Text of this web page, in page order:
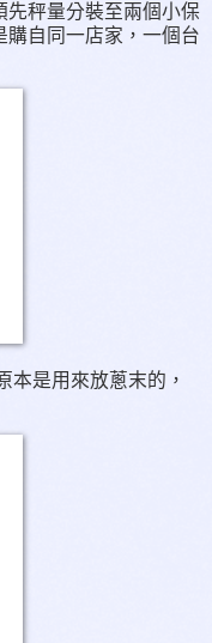
先秤量分裝至兩個小保
購自同一店家，一個台
本是用來放蔥末的，